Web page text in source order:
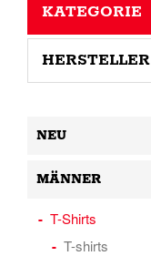
KATEGORIE
HERSTELLER
NEU
MÄNNER
T-Shirts
T-shirts